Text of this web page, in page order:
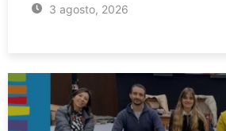
3 agosto, 2026